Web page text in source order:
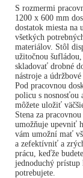
S rozmermi
1200 x 600 mm
dostatok miesta na
všetkých
materiálov. Stôl
užitočnou
skladovať drobné
nástroje a
Pod pracovnou
policu s nosnosťou
môžete uložiť
Stena za
umožňuje upevniť
vám umožní mať
a zefektívniť a
prácu, keďže
jednoduchý prístup
potrebujete.